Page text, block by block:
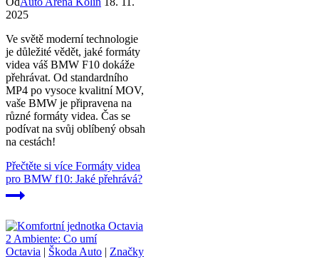
2025
Ve světě moderní technologie
je důležité vědět, jaké formáty
videa váš BMW F10 dokáže
přehrávat. Od standardního
MP4 po vysoce kvalitní MOV,
vaše BMW je připravena na
různé formáty videa. Čas se
podívat na svůj oblíbený obsah
na cestách!
Přečtěte si více Formáty videa
pro BMW f10: Jaké přehrává?
Octavia | Škoda Auto | Značky